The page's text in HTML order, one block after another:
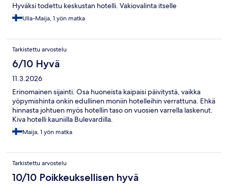
Hyväksi todettu keskustan hotelli. Vakiovalinta itselle
Ulla-Maija, 1 yön matka
Tarkistettu arvostelu
6/10 Hyvä
11.3.2026
Erinomainen sijainti. Osa huoneista kaipaisi päivitystä, vaikka
yöpymishinta onkin edullinen moniin hotelleihin verrattuna. Ehkä
hinnasta johtuen myös hotellin taso on vuosien varrella laskenut.
Kiva hotelli kauniilla Bulevardilla.
Maija, 1 yön matka
Tarkistettu arvostelu
10/10 Poikkeuksellisen hyvä